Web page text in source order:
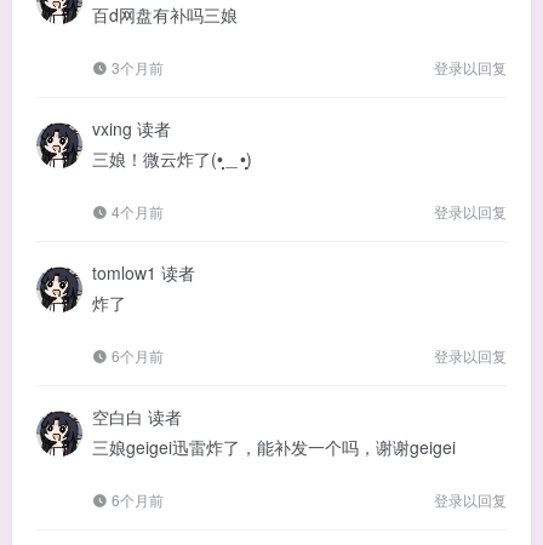
百d网盘有补吗三娘
3个月前 登录以回复
vxing 读者
三娘！微云炸了(•̩̩̩̩＿•̩̩̩̩)
4个月前 登录以回复
tomlow1 读者
炸了
6个月前 登录以回复
空白白 读者
三娘geigei迅雷炸了，能补发一个吗，谢谢geigei
6个月前 登录以回复